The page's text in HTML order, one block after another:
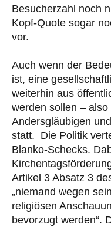
Besucherzahl noch
Kopf-Quote sogar
vor.
Auch wenn der
ist, eine
weiterhin aus
werden sollen –
Andersgläubigen
statt. Die Politik
Blanko-Schecks.
Artikel 3 Absatz 3
„niemand wegen
religiösen
bevorzugt werden“.